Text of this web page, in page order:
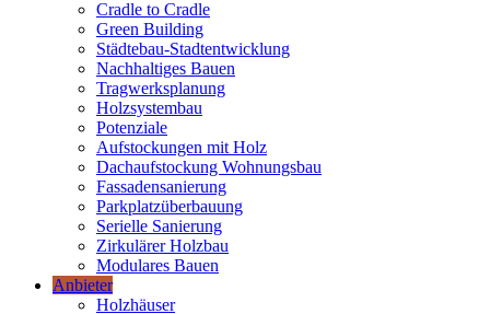
Cradle to Cradle
Green Building
Städtebau-Stadtentwicklung
Nachhaltiges Bauen
Tragwerksplanung
Holzsystembau
Potenziale
Aufstockungen mit Holz
Dachaufstockung Wohnungsbau
Fassadensanierung
Parkplatzüberbauung
Serielle Sanierung
Zirkulärer Holzbau
Modulares Bauen
Anbieter
Holzhäuser